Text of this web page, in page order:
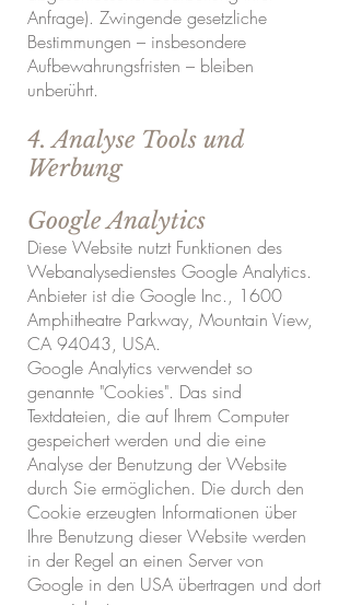
Anfrage). Zwingende gesetzliche
Bestimmungen – insbesondere
Aufbewahrungsfristen – bleiben
unberührt.
4. Analyse Tools und
Werbung
Google Analytics
Diese Website nutzt Funktionen des
Webanalysedienstes Google Analytics.
Anbieter ist die Google Inc., 1600
Amphitheatre Parkway, Mountain View,
CA 94043, USA.
Google Analytics verwendet so
genannte "Cookies". Das sind
Textdateien, die auf Ihrem Computer
gespeichert werden und die eine
Analyse der Benutzung der Website
durch Sie ermöglichen. Die durch den
Cookie erzeugten Informationen über
Ihre Benutzung dieser Website werden
in der Regel an einen Server von
Google in den USA übertragen und dort